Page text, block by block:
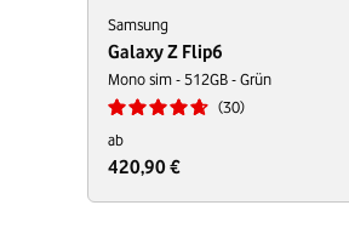
Samsung
Galaxy Z Flip6
Mono sim - 512GB - Grün
30
ab
420,90 €